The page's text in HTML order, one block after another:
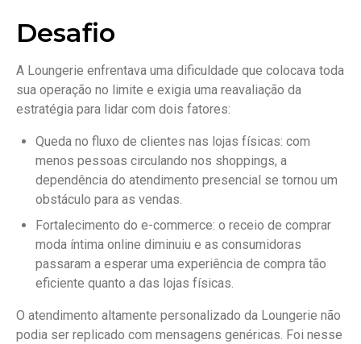
Desafio
A Loungerie enfrentava uma dificuldade que colocava toda
sua operação no limite e exigia uma reavaliação da
estratégia para lidar com dois fatores:
Queda no fluxo de clientes nas lojas físicas: com
menos pessoas circulando nos shoppings, a
dependência do atendimento presencial se tornou um
obstáculo para as vendas.
Fortalecimento do e-commerce: o receio de comprar
moda íntima online diminuiu e as consumidoras
passaram a esperar uma experiência de compra tão
eficiente quanto a das lojas físicas.
O atendimento altamente personalizado da Loungerie não
podia ser replicado com mensagens genéricas. Foi nesse